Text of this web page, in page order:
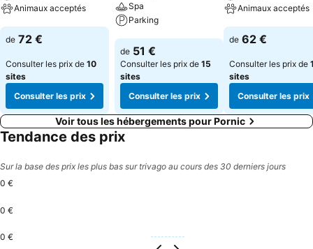
Animaux acceptés
Consulter les prix
de 72 €
Consulter les prix de 10
sites
Consulter les prix
Spa
Parking
Consulter les prix
de 51 €
Consulter les prix de 15
sites
Consulter les prix
Animaux acceptés
Consulter les
de 62 €
Consulter les prix de
sites
Consulter les prix
Voir tous les hébergements pour Pornic
Tendance des prix
Sur la base des prix les plus bas sur trivago au cours des 30 derniers jours
0 €
0 €
0 €